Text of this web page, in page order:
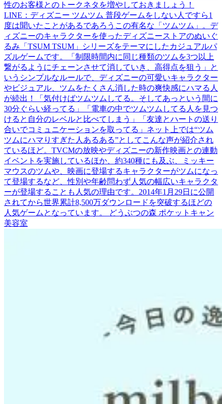
性のお客様とのトークネタを増やしておきましょう！
LINE：ディズニー ツムツム 普段ゲームをしない人ですら1
度は聞いたことがあるであろうこの有名な「ツムツム」。デ
ィズニーのキャラクターを使ったディズニーストアのぬいぐ
るみ「TSUM TSUM」シリーズをテーマにしたカジュアルパ
ズルゲームです。「制限時間内に同じ種類のツムを3つ以上
繋がるようにチェーンさせて消していき、高得点を狙う」と
いうシンプルなルールで、ディズニーの可愛いキャラクター
やビジュアル、ツムをたくさん消した時の爽快感にハマる人
が続出！「気付けばツムツムしてる。そしてあっという間に
30分ぐらい経ってる」「電車の中でツムツムしてる人を見つ
けると自分のレベルと比べてしまう」「友達とハートの送り
合いでコミュニケーションを取ってる」ネット上では“ツム
ツムにハマりすぎた人あるある”としてこんな声が紹介され
ているほど。TVCMの放映やディズニーの新作映画との連動
イベントを実施しているほか、約340種にも及ぶ、ミッキー
マウスのツムや、映画に登場するキャラクターがツムになっ
て登場するなど、性別や年齢問わず人気の幅広いキャラクタ
ーが登場することも人気の理由です。2014年1月29日に公開
されてから世界累計8,500万ダウンロードを突破するほどの
人気ゲームとなっています。 どうぶつの森 ポケットキャン
美容室